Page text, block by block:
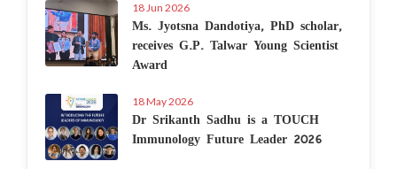
18 Jun 2026
Ms. Jyotsna Dandotiya, PhD scholar,
receives G.P. Talwar Young Scientist
Award
18 May 2026
Dr Srikanth Sadhu is a TOUCH
Immunology Future Leader 2026